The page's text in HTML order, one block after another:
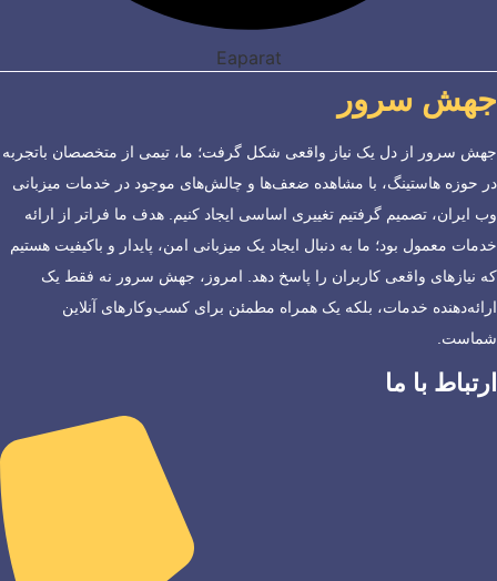
Eaparat
جهش سرور
جهش سرور از دل یک نیاز واقعی شکل گرفت؛ ما، تیمی از متخصصان باتجربه
در حوزه هاستینگ، با مشاهده ضعف‌ها و چالش‌های موجود در خدمات میزبانی
وب ایران، تصمیم گرفتیم تغییری اساسی ایجاد کنیم. هدف ما فراتر از ارائه
خدمات معمول بود؛ ما به دنبال ایجاد یک میزبانی امن، پایدار و باکیفیت هستیم
که نیازهای واقعی کاربران را پاسخ دهد. امروز، جهش سرور نه فقط یک
ارائه‌دهنده خدمات، بلکه یک همراه مطمئن برای کسب‌وکارهای آنلاین
شماست.
ارتباط با ما